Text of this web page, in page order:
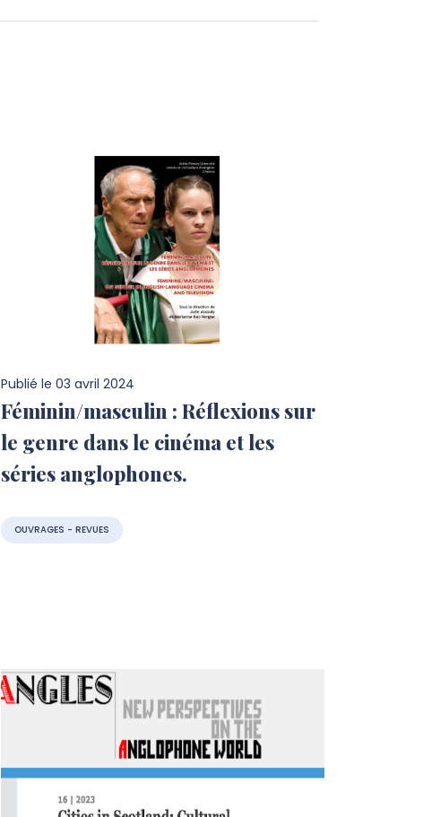
Publié le 03 avril 2024
Féminin/masculin : Réflexions sur
le genre dans le cinéma et les
séries anglophones.
OUVRAGES - REVUES